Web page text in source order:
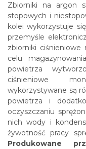
Zbiorniki na argon
stopowych i
kolei wykorzystuje
przemyśle
zbiorniki
celu
powietrza
ciśnieniowe
wykorzystywane są
powietrza i
oczyszczaniu
nich wody i
żywotność pracy
Produkowane